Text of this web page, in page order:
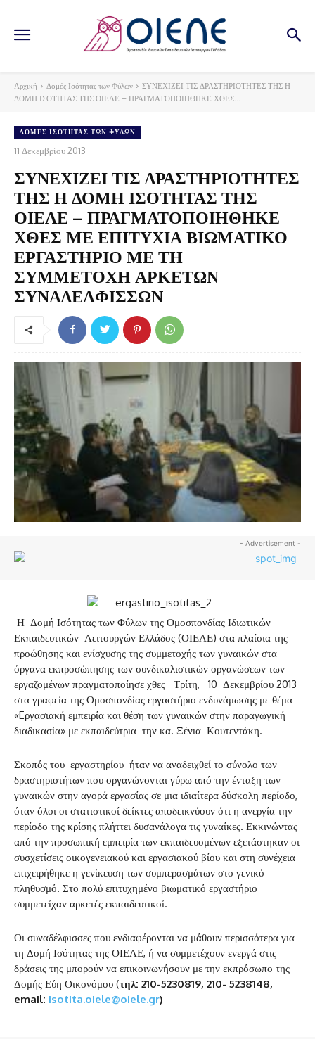
Αρχική Δομές Ισότητας των Φύλων
ΣΥΝΕΧΙΖΕΙ ΤΙΣ ΔΡΑΣΤΗΡΙΟΤΗΤΕΣ ΤΗΣ Η
ΔΟΜΗ ΙΣΟΤΗΤΑΣ ΤΗΣ ΟΙΕΛΕ – ΠΡΑΓΜΑΤΟΠΟΙΗΘΗΚΕ ΧΘΕΣ...
ΔΟΜΈΣ ΙΣΌΤΗΤΑΣ ΤΩΝ ΦΎΛΩΝ
11 Δεκεμβρίου 2013
ΣΥΝΕΧΙΖΕΙ ΤΙΣ ΔΡΑΣΤΗΡΙΟΤΗΤΕΣ
ΤΗΣ Η ΔΟΜΗ ΙΣΟΤΗΤΑΣ ΤΗΣ
ΟΙΕΛΕ – ΠΡΑΓΜΑΤΟΠΟΙΗΘΗΚΕ
ΧΘΕΣ ΜΕ ΕΠΙΤΥΧΙΑ ΒΙΩΜΑΤΙΚΟ
ΕΡΓΑΣΤΗΡΙΟ ΜΕ ΤΗ
ΣΥΜΜΕΤΟΧΗ ΑΡΚΕΤΩΝ
ΣΥΝΑΔΕΛΦΙΣΣΩΝ
- Advertisement -
Η Δομή Ισότητας των Φύλων της Ομοσπονδίας Ιδιωτικών
Εκπαιδευτικών Λειτουργών Ελλάδος (ΟΙΕΛΕ) στα πλαίσια της
προώθησης και ενίσχυσης της συμμετοχής των γυναικών στα
όργανα εκπροσώπησης των συνδικαλιστικών οργανώσεων των
εργαζομένων πραγματοποίησε χθες Τρίτη, 10 Δεκεμβρίου 2013
στα γραφεία της Ομοσπονδίας εργαστήριο ενδυνάμωσης με θέμα
«Eργασιακή εμπειρία και θέση των γυναικών στην παραγωγική
διαδικασία» με εκπαιδεύτρια την κα. Ξένια Κουτεντάκη.
Σκοπός του εργαστηρίου ήταν να αναδειχθεί το σύνολο των
δραστηριοτήτων που οργανώνονται γύρω από την ένταξη των
γυναικών στην αγορά εργασίας σε μια ιδιαίτερα δύσκολη περίοδο,
όταν όλοι οι στατιστικοί δείκτες αποδεικνύουν ότι η ανεργία την
περίοδο της κρίσης πλήττει δυσανάλογα τις γυναίκες. Εκκινώντας
από την προσωπική εμπειρία των εκπαιδευομένων εξετάστηκαν οι
συσχετίσεις οικογενειακού και εργασιακού βίου και στη συνέχεια
επιχειρήθηκε η γενίκευση των συμπερασμάτων στο γενικό
πληθυσμό. Στο πολύ επιτυχημένο βιωματικό εργαστήριο
συμμετείχαν αρκετές εκπαιδευτικοί.
Οι συναδέλφισσες που ενδιαφέρονται να μάθουν περισσότερα για
τη Δομή Ισότητας της ΟΙΕΛΕ, ή να συμμετέχουν ενεργά στις
δράσεις της μπορούν να επικοινωνήσουν με την εκπρόσωπο της
Δομής Εύη Οικονόμου (τηλ: 210-5230819, 210- 5238148,
email: isotita.oiele@oiele.gr)